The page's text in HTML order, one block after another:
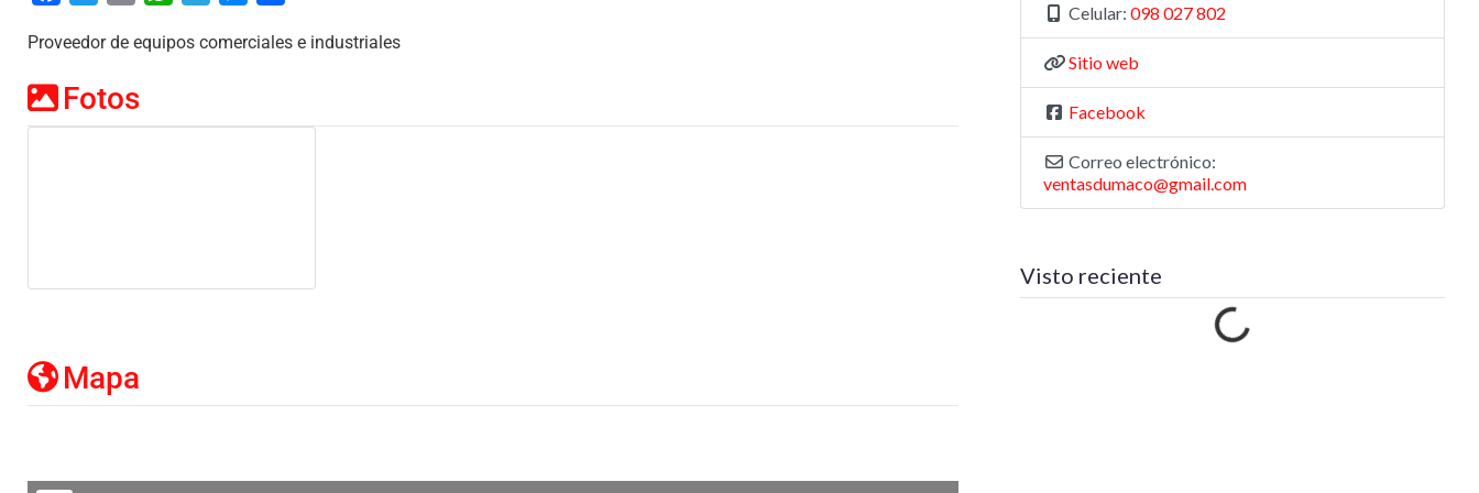
Proveedor de equipos comerciales e industriales
Fotos
Mapa
Celular: 098 027 802
Sitio web
Facebook
Correo electrónico:
ventasdumaco@gmail.com
Visto reciente
Cargando…